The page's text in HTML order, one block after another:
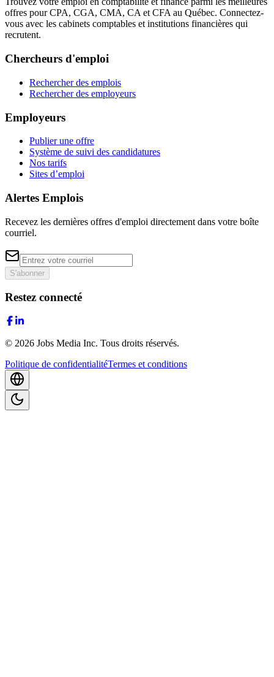
offres pour CPA, CGA, CMA, CA et CFA au Québec. Connectez-
vous avec les cabinets comptables et institutions financières qui
recrutent.
Chercheurs d'emploi
Rechercher des emplois
Rechercher des employeurs
Employeurs
Publier une offre
Système de suivi des candidatures
Nos tarifs
Sites d’emploi
Alertes Emplois
Recevez les dernières offres d'emploi directement dans votre boîte
courriel.
S'abonner
Restez connecté
© 2026 Jobs Media Inc. Tous droits réservés.
Politique de confidentialitéTermes et conditions